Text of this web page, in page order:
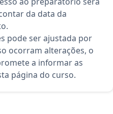
da data da
pode ser ajustada por
ocorram alterações, o
a informar as
página do curso.